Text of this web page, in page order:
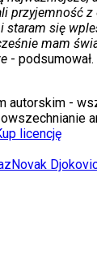
przyjemność
staram się
mam
- podsumował.
autorskim -
licencję
Novak